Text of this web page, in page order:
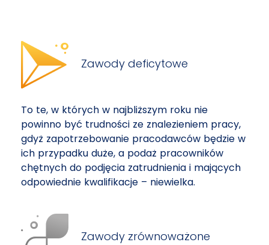
Zawody deficytowe
To te, w których w najbliższym roku nie
powinno być trudności ze znalezieniem pracy,
gdyż zapotrzebowanie pracodawców będzie w
ich przypadku duże, a podaż pracowników
chętnych do podjęcia zatrudnienia i mających
odpowiednie kwalifikacje – niewielka.
Zawody zrównoważone